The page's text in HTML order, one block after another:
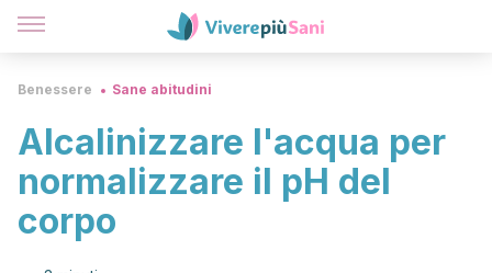
Benessere Sane abitudini
Alcalinizzare l'acqua per
normalizzare il pH del
corpo